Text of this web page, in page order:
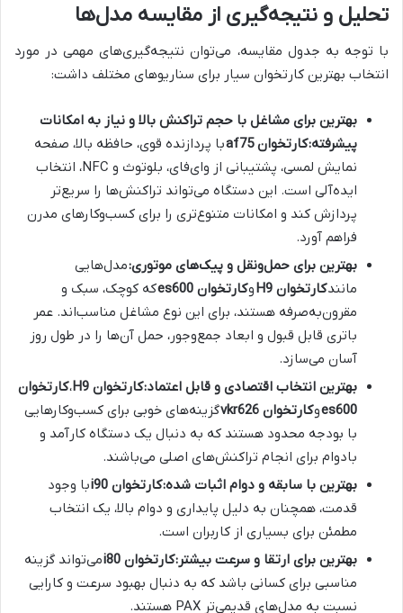
تحلیل و نتیجه‌گیری از مقایسه مدل‌ها
با توجه به جدول مقایسه، می‌توان نتیجه‌گیری‌های مهمی در مورد
انتخاب بهترین کارتخوان سیار برای سناریوهای مختلف داشت:
بهترین برای مشاغل با حجم تراکنش بالا و نیاز به امکانات
پیشرفته:کارتخوان af75
با پردازنده قوی، حافظه بالا، صفحه
نمایش لمسی، پشتیبانی از وای‌فای، بلوتوث و NFC، انتخاب
ایده‌آلی است. این دستگاه می‌تواند تراکنش‌ها را سریع‌تر
پردازش کند و امکانات متنوع‌تری را برای کسب‌وکارهای مدرن
فراهم آورد.
بهترین برای حمل‌ونقل و پیک‌های موتوری:مدل‌هایی
مانندکارتخوان H9 وکارتخوان es600
که کوچک، سبک و
مقرون‌به‌صرفه هستند، برای این نوع مشاغل مناسب‌اند. عمر
باتری قابل قبول و ابعاد جمع‌وجور، حمل آن‌ها را در طول روز
آسان می‌سازد.
بهترین انتخاب اقتصادی و قابل اعتماد:کارتخوان H9 ،کارتخوان
es600وکارتخوان vkr626
گزینه‌های خوبی برای کسب‌وکارهایی
با بودجه محدود هستند که به دنبال یک دستگاه کارآمد و
بادوام برای انجام تراکنش‌های اصلی می‌باشند.
بهترین با سابقه و دوام اثبات شده:کارتخوان i90
با وجود
قدمت، همچنان به دلیل پایداری و دوام بالا، یک انتخاب
مطمئن برای بسیاری از کاربران است.
بهترین برای ارتقا و سرعت بیشتر:کارتخوان i80
می‌تواند گزینه
مناسبی برای کسانی باشد که به دنبال بهبود سرعت و کارایی
نسبت به مدل‌های قدیمی‌تر PAX هستند.